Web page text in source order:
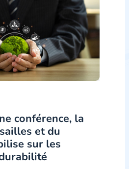
conférence, la
et du
sur les